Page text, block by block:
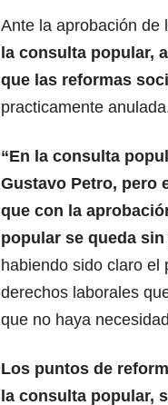
Ante la aprobación de
la consulta popular,
que las reformas
practicamente
“En la consulta
Gustavo Petro, pero
que con la
popular se queda
habiendo sido claro el
derechos laborales
que no haya
Los puntos de
la consulta popular,